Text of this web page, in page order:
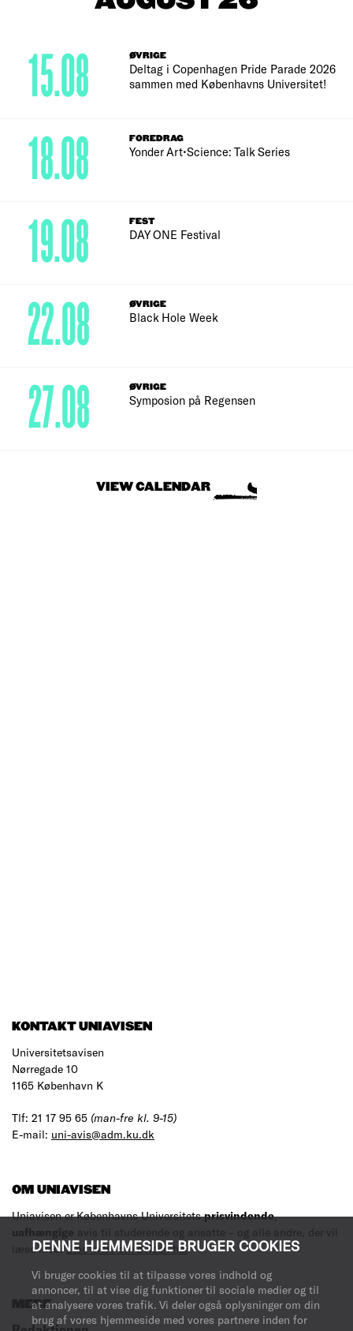
DENNE HJEMMESIDE BRUGER COOKIES
Vi bruger cookies til at tilpasse vores indhold og
annoncer, til at vise dig funktioner til sociale medier og til
at analysere vores trafik. Vi deler også oplysninger om din
brug af vores hjemmeside med vores partnere inden for
ØVRIGE
Deltag i Copenhagen Pride Parade 2026
sammen med Københavns Universitet!
15.08
FOREDRAG
Yonder Art•Science: Talk Series
18.08
FEST
DAY ONE Festival
19.08
ØVRIGE
Black Hole Week
22.08
ØVRIGE
Symposion på Regensen
27.08
VIEW CALENDAR
KONTAKT UNIAVISEN
Universitetsavisen
Nørregade 10
1165 København K
Tlf: 21 17 95 65 (man-fre kl. 9-15)
E-mail: uni-avis@adm.ku.dk
OM UNIAVISEN
Uniavisen er Københavns Universitetsprisvindende,
uafhængige avis til studerende og ansatte – og alle andre, der vil
læse med.Læs mere om avisen her.
MERE